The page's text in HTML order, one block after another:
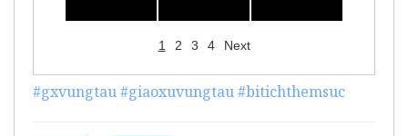
1 2 3 4 Next
#gxvungtau#giaoxuvungtau#bitichthemsuc